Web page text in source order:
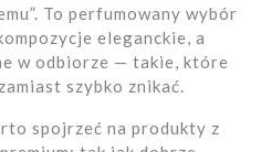
To perfumowany wybór
eleganckie, a
w odbiorze — takie, które
szybko znikać.
spojrzeć na produkty z